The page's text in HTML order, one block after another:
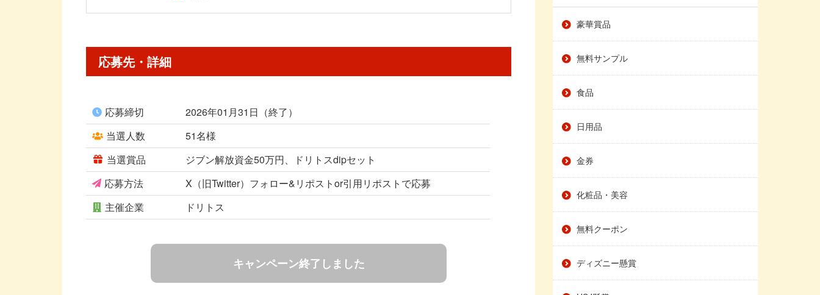
応募先・詳細
応募締切
2026年01月31日（終了）
当選人数
51名様
当選賞品
ジブン解放資金50万円、ドリトスdipセット
応募方法
X（旧Twitter）フォロー&リポストor引用リポストで応募
主催企業
ドリトス
キャンペーン終了しました
豪華賞品
無料サンプル
食品
日用品
金券
化粧品・美容
無料クーポン
ディズニー懸賞